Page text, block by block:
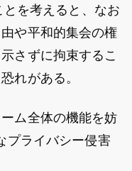
とを考えると、なお
や平和的集会の権
さずに拘束するこ
れがある。
ム全体の機能を妨
プライバシー侵害